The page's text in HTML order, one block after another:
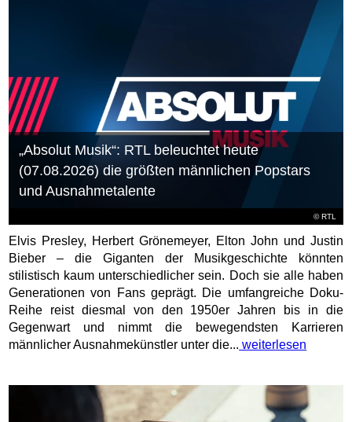
©RTL
„Absolut Musik“: RTL beleuchtet heute
(07.08.2026) die größten männlichen Popstars
und Ausnahmetalente
Elvis Presley, Herbert Grönemeyer, Elton John und Justin
Bieber – die Giganten der Musikgeschichte könnten
stilistisch kaum unterschiedlicher sein. Doch sie alle haben
Generationen von Fans geprägt. Die umfangreiche Doku-
Reihe reist diesmal von den 1950er Jahren bis in die
Gegenwart und nimmt die bewegendsten Karrieren
männlicher Ausnahmekünstler unter die... weiterlesen